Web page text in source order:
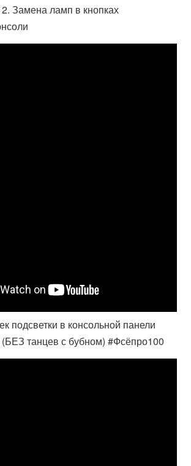
Замена ламп в кнопках
подсветки в консольной панели
танцев с бубном) #Фсёпро100